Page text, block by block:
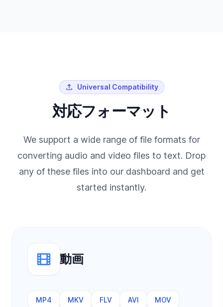
Universal Compatibility
対応フォーマット
We support a wide range of file formats for
converting audio and video files to text. Drop
any of these files into our dashboard and get
started instantly.
動画
MP4 MKV FLV AVI MOV